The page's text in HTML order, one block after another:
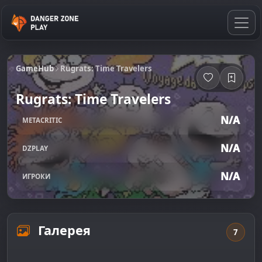
GameHub Rugrats: Time Travelers
Rugrats: Time Travelers
METACRITIC N/A
DZPLAY N/A
ИГРОКИ N/A
Галерея 7